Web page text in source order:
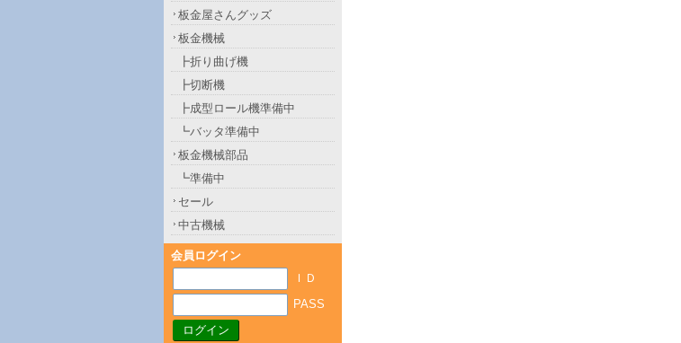
板金屋さんグッズ
板金機械
┣折り曲げ機
┣切断機
┣成型ロール機準備中
┗バッタ準備中
板金機械部品
┗準備中
セール
中古機械
会員ログイン
ＩＤ
PASS